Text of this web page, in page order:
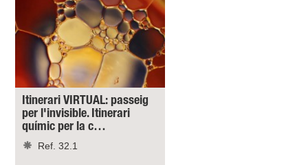
Itinerari VIRTUAL: passeig
per l'invisible. Itinerari
químic per la c…
Ref. 32.1